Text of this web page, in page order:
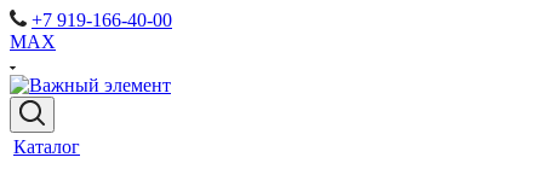
+7 919-166-40-00
MAX
Каталог